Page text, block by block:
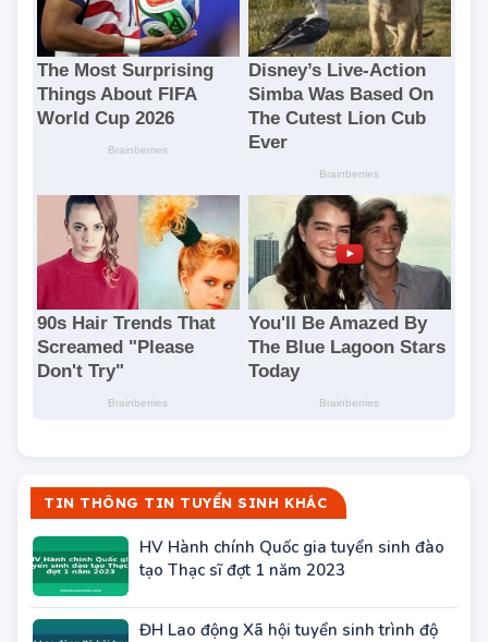
TIN THÔNG TIN TUYỂN SINH KHÁC
tạo Thạc sĩ đợt 1 năm 2023